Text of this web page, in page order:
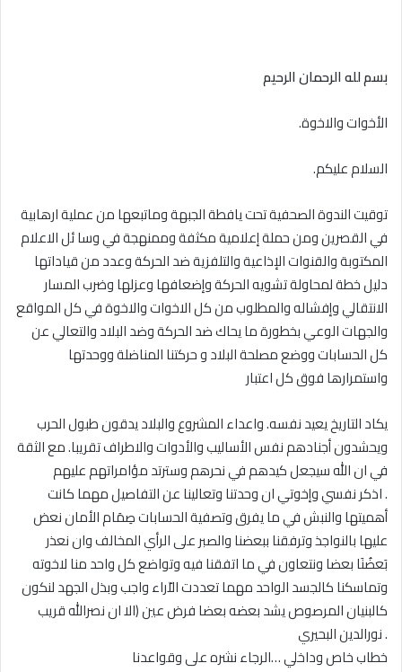
بسم لله الرحمان الرحيم
الأخوات والاخوة.
السلام عليكم.
توقيت الندوة الصحفية تحت يافطة الجبهة وماتبعها من عملية ارهابية
في القصرين ومن حملة إعلامية مكثفة وممنهجة في وسا ئل الاعلام
المكتوبة والقنوات الإذاعية والتلفزية ضد الحركة وعدد من قياداتها
دليل خطة لمحاولة تشويه الحركة وإضعافها وعزلها وضرب المسار
الانتقالي وإفشاله والمطلوب من كل الاخوات والاخوة في كل المواقع
والجهات الوعي بخطورة ما يحاك ضد الحركة وضد البلاد والتعالي عن
كل الحسابات ووضع مصلحة البلاد و حركتنا المناضلة ووحدتها
واستمرارها فوق كل اعتبار
يكاد التاريخ يعيد نفسه. واعداء المشروع والبلاد يدقون طبول الحرب
ويحشدون أجنادهم نفس الأساليب والأدوات والاطراف تقريبا. مع الثقة
في ان الله سيجعل كيدهم في نحرهم وسترتد مؤامراتهم عليهم
. اذكر نفسي وإخوتي ان وحدتنا وتعالينا عن التفاصيل مهما كانت
أهميتها والنبش في ما يفرق وتصفية الحسابات صِمَام الأمان نعض
عليها بالنواجذ وترفقنا ببعضنا والصبر على الرأي المخالف وان نعذر
بَعضُنَا بعضا ونتعاون في ما اتفقنا فيه وتواضع كل واحد منا لاخوته
وتماسكنا كالجسد الواحد مهما تعددت الاّراء واجب وبذل الجهد لنكون
كالبنيان المرصوص يشد بعضه بعضا فرض عين (الا ان نصرالله قريب
. نورالدين البحيري
خطاب خاص وداخلي …الرجاء نشره على وقواعدنا